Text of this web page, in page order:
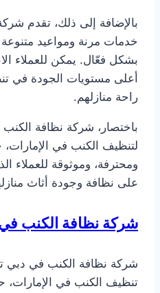
بالإضافة إلى ذلك، تقدم
خدمات مرنة ومواعيد متنوعة
بشكل فعّال. يمكن للعملاء
أعلى مستويات الجودة في
راحة منازلهم.
باختصار، شركة نظافة الكنب
لتنظيف الكنب في
ومحترفة، وموثوقة للعملاء
على نظافة وجودة أثاث
شركة نظافة الكنب
شركة نظافة الكنب في دبي
تنظيف الكنب في الإمارات،